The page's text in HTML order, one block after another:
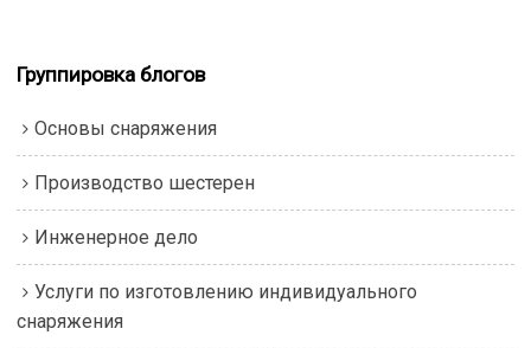
Группировка блогов
Основы снаряжения
Производство шестерен
Инженерное дело
Услуги по изготовлению индивидуального
снаряжения